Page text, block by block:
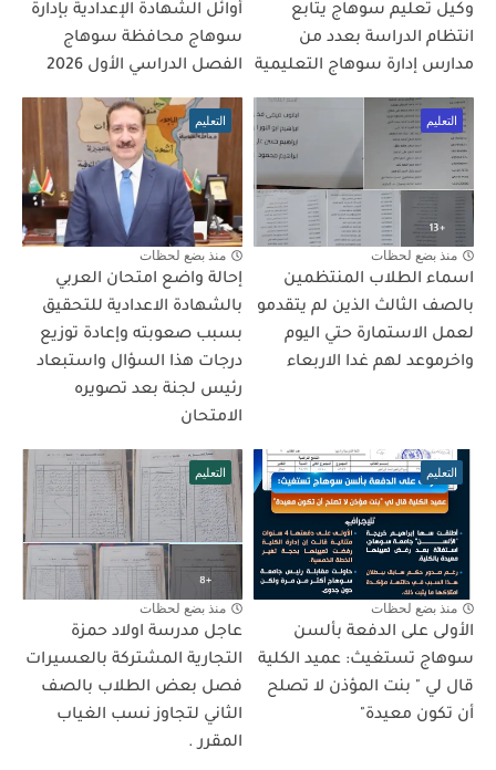
وكيل تعليم سوهاج يتابع
انتظام الدراسة بعدد من
مدارس إدارة سوهاج التعليمية
أوائل الشهادة الإعدادية بإدارة
سوهاج محافظة سوهاج
الفصل الدراسي الأول 2026
التعليم
منذ بضع لحظات
اسماء الطلاب المنتظمين
بالصف الثالث الذين لم يتقدمو
لعمل الاستمارة حتي اليوم
واخرموعد لهم غدا الاربعاء
التعليم
منذ بضع لحظات
إحالة واضع امتحان العربي
بالشهادة الاعدادية للتحقيق
بسبب صعوبته وإعادة توزيع
درجات هذا السؤال واستبعاد
رئيس لجنة بعد تصويره
الامتحان
التعليم
منذ بضع لحظات
الأولى على الدفعة بألسن
سوهاج تستغيث: عميد الكلية
قال لي " بنت المؤذن لا تصلح
أن تكون معيدة"
التعليم
منذ بضع لحظات
عاجل مدرسة اولاد حمزة
التجارية المشتركة بالعسيرات
فصل بعض الطلاب بالصف
الثاني لتجاوز نسب الغياب
المقرر .